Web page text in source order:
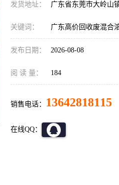
发货地址： 广东省东莞市大岭山
关键词： 广东高价回收废混合
发布日期： 2026-08-08
阅 读 量： 184
销售电话： 13642818115
在线QQ：